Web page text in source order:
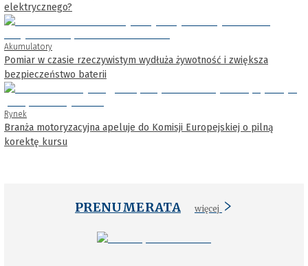
elektrycznego?
Akumulatory
Pomiar w czasie rzeczywistym wydłuża żywotność i zwiększa
bezpieczeństwo baterii
Rynek
Branża motoryzacyjna apeluje do Komisji Europejskiej o pilną
korektę kursu
PRENUMERATA więcej